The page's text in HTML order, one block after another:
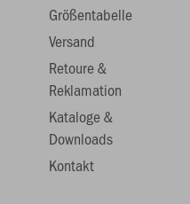
Größentabelle
Versand
Retoure &
Reklamation
Kataloge &
Downloads
Kontakt